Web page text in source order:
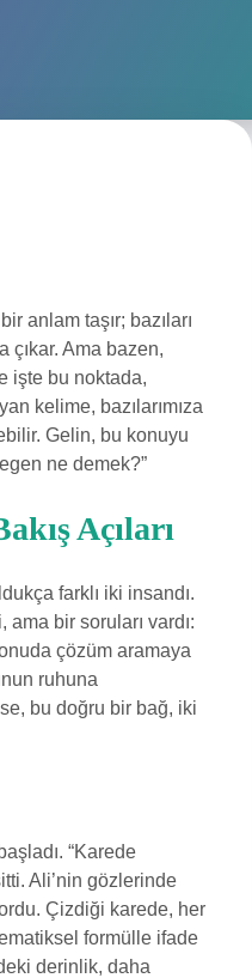
anlam taşır; bazıları
çıkar. Ama bazen,
işte bu noktada,
kelime, bazılarımıza
Gelin, bu konuyu
ne demek?”
Açıları
farklı iki insandı.
bir soruları vardı:
çözüm aramaya
ruhuna
bu doğru bir bağ, iki
“Karede
Ali’nin gözlerinde
Çizdiği karede, her
formülle ifade
derinlik, daha